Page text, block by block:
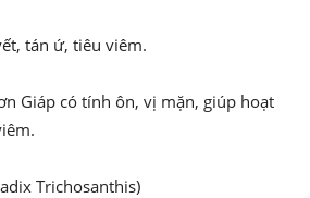
tán ứ, tiêu viêm.
Giáp có tính ôn, vị mặn, giúp hoạt
Trichosanthis)